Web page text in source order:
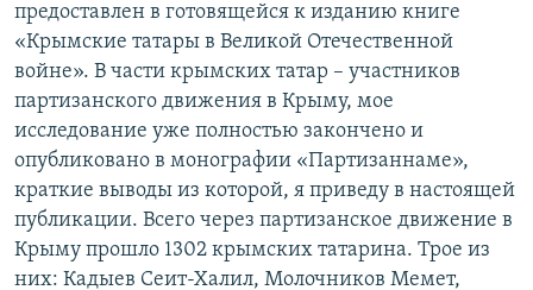
предоставлен в готовящейся к изданию книге
«Крымские татары в Великой Отечественной
войне». В части крымских татар – участников
партизанского движения в Крыму, мое
исследование уже полностью закончено и
опубликовано в монографии «Партизаннаме»,
краткие выводы из которой, я приведу в настоящей
публикации. Всего через партизанское движение в
Крыму прошло 1302 крымских татарина. Трое из
них: Кадыев Сеит-Халил, Молочников Мемет,